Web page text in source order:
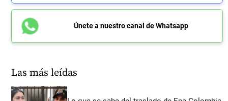
Únete a nuestro canal de Whatsapp
Las más leídas